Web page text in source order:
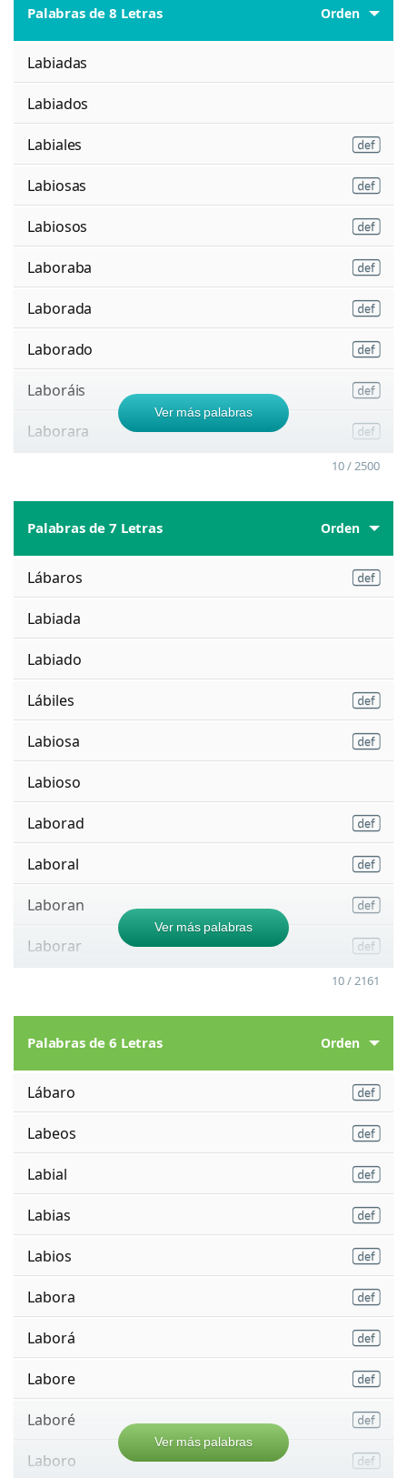
Palabras de 8 Letras Orden
Labiadas
Labiados
Labiales
Labiosas
Labiosos
Laboraba
Laborada
Laborado
Laboráis
Laborara
Ver más palabras
10 / 2500
Palabras de 7 Letras Orden
Lábaros
Labiada
Labiado
Lábiles
Labiosa
Labioso
Laborad
Laboral
Laboran
Laborar
Ver más palabras
10 / 2161
Palabras de 6 Letras Orden
Lábaro
Labeos
Labial
Labias
Labios
Labora
Laborá
Labore
Laboré
Laboro
Ver más palabras